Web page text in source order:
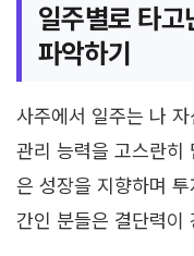
일주별로 타고
파악하기
사주에서 일주는 나
관리 능력을 고스란히
은 성장을 지향하며
간인 분들은 결단력이